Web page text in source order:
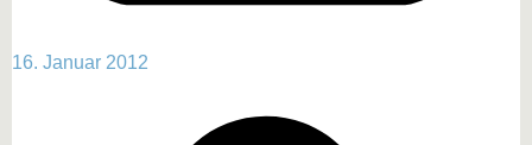
16. Januar 2012